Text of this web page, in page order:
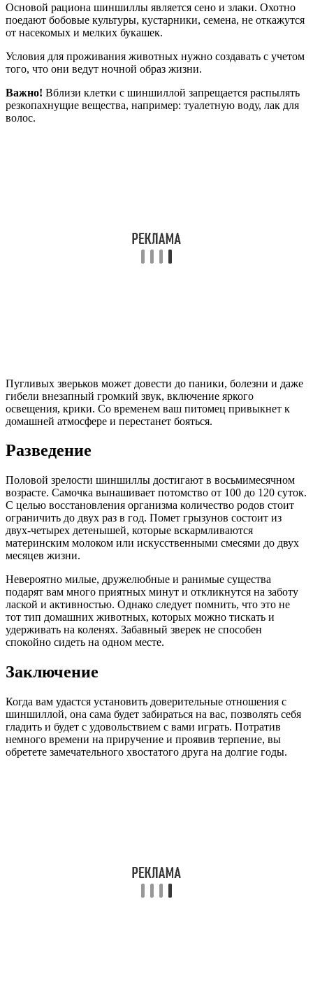
Основой рациона шиншиллы является сено и злаки. Охотно
поедают бобовые культуры, кустарники, семена, не откажутся
от насекомых и мелких букашек.
Условия для проживания животных нужно создавать с учетом
того, что они ведут ночной образ жизни.
Важно! Вблизи клетки с шиншиллой запрещается распылять
резкопахнущие вещества, например: туалетную воду, лак для
волос.
Пугливых зверьков может довести до паники, болезни и даже
гибели внезапный громкий звук, включение яркого
освещения, крики. Со временем ваш питомец привыкнет к
домашней атмосфере и перестанет бояться.
Разведение
Половой зрелости шиншиллы достигают в восьмимесячном
возрасте. Самочка вынашивает потомство от 100 до 120 суток.
С целью восстановления организма количество родов стоит
ограничить до двух раз в год. Помет грызунов состоит из
двух-четырех детенышей, которые вскармливаются
материнским молоком или искусственными смесями до двух
месяцев жизни.
Невероятно милые, дружелюбные и ранимые существа
подарят вам много приятных минут и откликнутся на заботу
лаской и активностью. Однако следует помнить, что это не
тот тип домашних животных, которых можно тискать и
удерживать на коленях. Забавный зверек не способен
спокойно сидеть на одном месте.
Заключение
Когда вам удастся установить доверительные отношения с
шиншиллой, она сама будет забираться на вас, позволять себя
гладить и будет с удовольствием с вами играть. Потратив
немного времени на приручение и проявив терпение, вы
обретете замечательного хвостатого друга на долгие годы.